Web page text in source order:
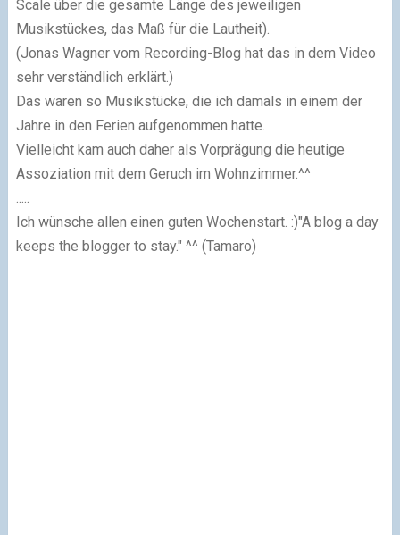
Scale über die gesamte Länge des jeweiligen
Musikstückes, das Maß für die Lautheit).
(Jonas Wagner vom Recording-Blog hat das in dem Video
sehr verständlich erklärt.)
Das waren so Musikstücke, die ich damals in einem der
Jahre in den Ferien auf­ge­nom­men hatte.
Vielleicht kam auch daher als Vorprägung die heutige
Assoziation mit dem Geruch im Wohn­zimmer.^^
.....
Ich wünsche allen einen guten Wochenstart. :)"A blog a day
keeps the blogger to stay." ^^ (Tamaro)